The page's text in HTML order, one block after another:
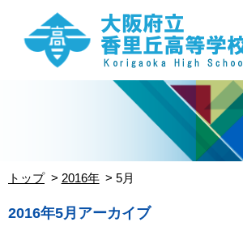
トップ 2016年 5月
2016年5月アーカイブ